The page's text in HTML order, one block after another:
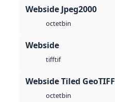
Webside Jpeg2000
octetbin
Webside
tifftif
Webside Tiled GeoTIFF
octetbin